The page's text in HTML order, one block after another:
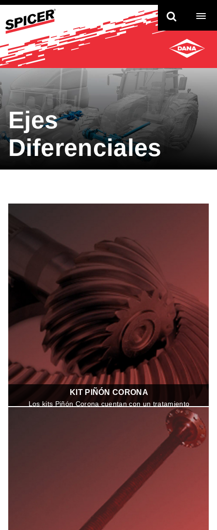
Ejes
Diferenciales
KIT PIÑÓN CORONA
Los kits Piñón Corona cuentan con un tratamiento
termico premium que maximisa su vida util,
cumpliendo con la calidad de Equipo Original.